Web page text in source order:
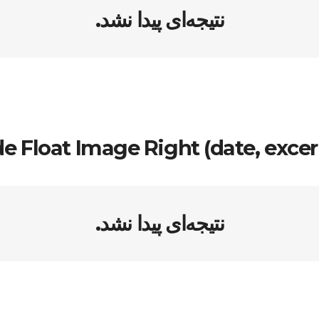
نتیجه‌ای پیدا نشد.
Float Image Right (date,
نتیجه‌ای پیدا نشد.